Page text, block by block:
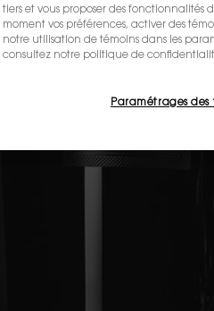
tiers et vous proposer des fonctionnalités
moment vos préférences, activer des
notre utilisation de témoins dans les
consultez notre politique de
Paramétrages des